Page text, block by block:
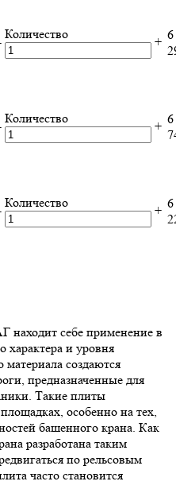
Количество
+ 6
Количество
+ 6
Количество
+ 6
находит себе применение в
характера и уровня
создаются
предназначенные для
Такие плиты
особенно на тех,
башенного крана. Как
разработана таким
по рельсовым
часто становится